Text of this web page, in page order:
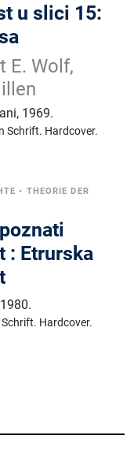
u slici 15:
E. Wolf,
, 1969.
Schrift. Hardcover.
• THEORIE DER
: Etrurska
1980.
Hardcover.